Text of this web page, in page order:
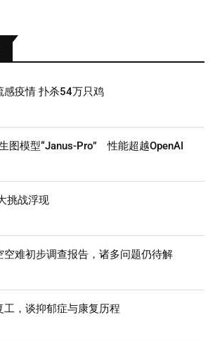
感疫情 扑杀54万只鸡
图模型“Janus-Pro” 性能超越OpenAI
挑战浮现
空难初步调查报告，诸多问题仍待解
工，谈抑郁症与康复历程